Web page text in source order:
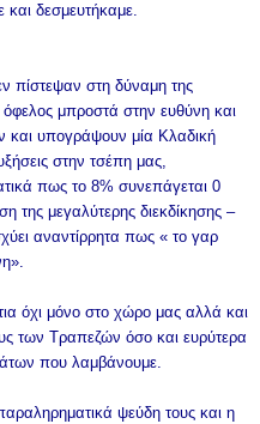
και δεσμευτήκαμε.
πίστεψαν στη δύναμη της
όφελος μπροστά στην ευθύνη και
και υπογράψουν μία Κλαδική
στην τσέπη μας,
πως το 8% συνεπάγεται 0
της μεγαλύτερης διεκδίκησης –
αναντίρρητα πως « το γαρ
όχι μόνο στο χώρο μας αλλά και
των Τραπεζών όσο και ευρύτερα
που λαμβάνουμε.
ψεύδη τους και η